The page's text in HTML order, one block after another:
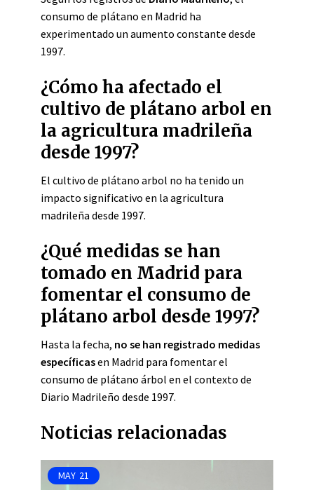
consumo de plátano en Madrid ha
experimentado un aumento constante desde
1997.
¿Cómo ha afectado el
cultivo de plátano arbol en
la agricultura madrileña
desde 1997?
El cultivo de plátano arbol no ha tenido un
impacto significativo en la agricultura
madrileña desde 1997.
¿Qué medidas se han
tomado en Madrid para
fomentar el consumo de
plátano arbol desde 1997?
Hasta la fecha, no se han registrado medidas
específicasen Madrid para fomentar el
consumo de plátano árbol en el contexto de
Diario Madrileño desde 1997.
Noticias relacionadas
MAY 21